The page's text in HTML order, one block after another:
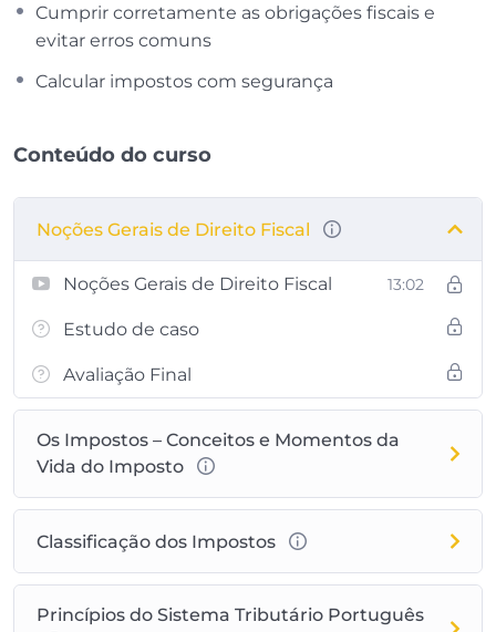
Cumprir corretamente as obrigações fiscais e
evitar erros comuns
Calcular impostos com segurança
Conteúdo do curso
Noções Gerais de Direito Fiscal
Noções Gerais de Direito Fiscal 13:02
Estudo de caso
Avaliação Final
Os Impostos – Conceitos e Momentos da
Vida do Imposto
Classificação dos Impostos
Princípios do Sistema Tributário Português